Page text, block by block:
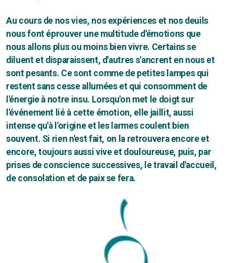
Au cours de nos vies, nos expériences et nos deuils
nous font éprouver une multitude d'émotions que
nous allons plus ou moins bien vivre. Certains se
diluent et disparaissent, d'autres s'ancrent en nous et
sont pesants. Ce sont comme de petites lampes qui
restent sans cesse allumées et qui consomment de
l'énergie à notre insu. Lorsqu'on met le doigt sur
l'événement lié à cette émotion, elle jaillit, aussi
intense qu'à l'origine et les larmes coulent bien
souvent. Si rien n'est fait, on la retrouvera encore et
encore, toujours aussi vive et douloureuse, puis, par
prises de conscience successives, le travail d'accueil,
de consolation et de paix se fera.